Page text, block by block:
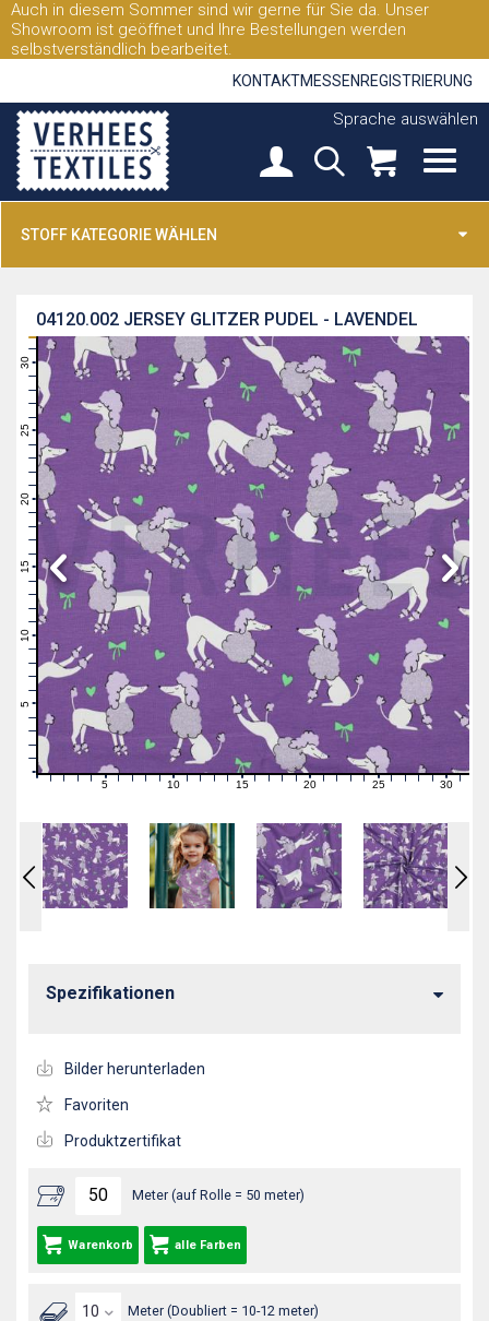
Auch in diesem Sommer sind wir gerne für Sie da. Unser
Showroom ist geöffnet und Ihre Bestellungen werden
selbstverständlich bearbeitet.
KONTAKTMESSEN REGISTRIERUNG
Sprache auswählen
STOFF KATEGORIE WÄHLEN
JERSEY GLITZER PUDEL - LAVENDEL
04120.002
0
11
12
13
16
19
20
21
23
24
25
26
27
28
29
0 1 2 3 4 5 6 7 89 11121314 151617181920212223242526272829 31
Meter (auf Rolle = 50 meter)
Warenkorb alle Farben
Meter (Doubliert = 10-12 meter)
Spezifikationen
Bilder herunterladen
Favoriten
Produktzertifikat